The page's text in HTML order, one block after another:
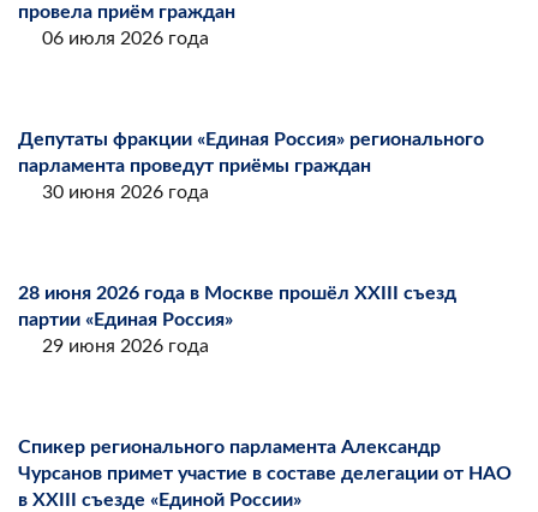
провела приём граждан
06 июля 2026 года
Депутаты фракции «Единая Россия» регионального
парламента проведут приёмы граждан
30 июня 2026 года
28 июня 2026 года в Москве прошёл XXIII съезд
партии «Единая Россия»
29 июня 2026 года
Спикер регионального парламента Александр
Чурсанов примет участие в составе делегации от НАО
в XXIII съезде «Единой России»